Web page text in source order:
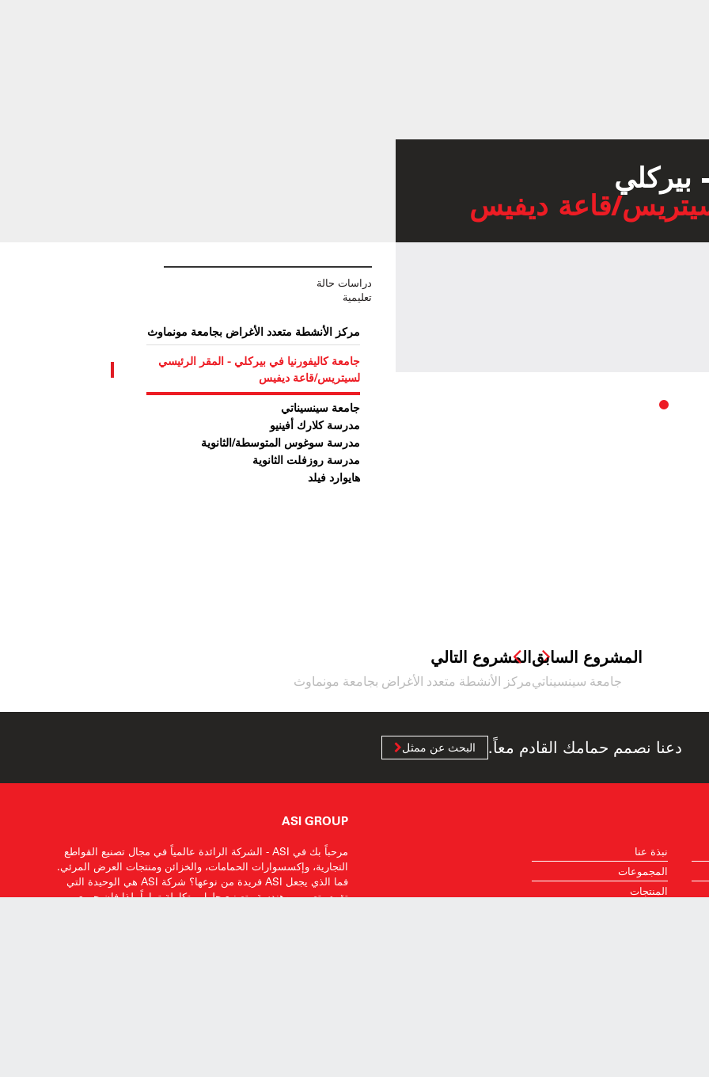
دراسات حالة
تعليمية
مركز الأنشطة متعدد الأغراض بجامعة مونماوث
جامعة كاليفورنيا في بيركلي - المقر الرئيسي
لسيتريس/قاعة ديفيس
جامعة سينسيناتي
مدرسة كلارك أفينيو
مدرسة سوغوس المتوسطة/الثانوية
مدرسة روزفلت الثانوية
هايوارد فيلد
بيركلي
قاعة ديفيس
المشروع التالي
مركز الأنشطة متعدد الأغراض بجامعة مونماوث
المشروع السابق
جامعة سينسيناتي
دعنا نصمم حمامك القادم معاً. البحث عن ممثل
ASI GROUP
مرحباً بك في ASI - الشركة الرائدة عالمياً في مجال تصنيع القواطع
التجارية، وإكسسوارات الحمامات، والخزائن ومنتجات العرض المرئي.
فما الذي يجعل ASI فريدة من نوعها؟ شركة ASI هي الوحيدة التي
تقوم بتصميم وهندسة وتصنيع حلول متكاملة تماماً. لذا فإن جميع
نبذة عنا
المجموعات
المنتجات